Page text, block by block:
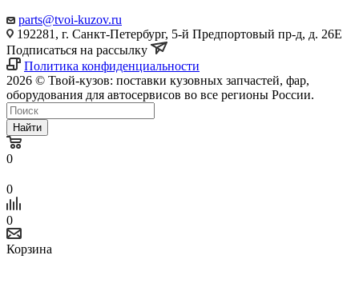
parts@tvoi-kuzov.ru
192281, г. Санкт-Петербург, 5-й Предпортовый пр-д, д. 26Е
Подписаться на рассылку
Политика конфиденциальности
2026 © Твой-кузов: поставки кузовных запчастей, фар,
оборудования для автосервисов во все регионы России.
Найти
0
0
0
Корзина